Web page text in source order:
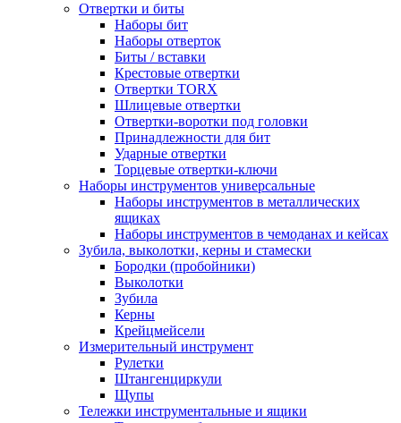
Отвертки и биты
Наборы бит
Наборы отверток
Биты / вставки
Крестовые отвертки
Отвертки TORX
Шлицевые отвертки
Отвертки-воротки под головки
Принадлежности для бит
Ударные отвертки
Торцевые отвертки-ключи
Наборы инструментов универсальные
Наборы инструментов в металлических
ящиках
Наборы инструментов в чемоданах и кейсах
Зубила, выколотки, керны и стамески
Бородки (пробойники)
Выколотки
Зубила
Керны
Крейцмейсели
Измерительный инструмент
Рулетки
Штангенциркули
Щупы
Тележки инструментальные и ящики